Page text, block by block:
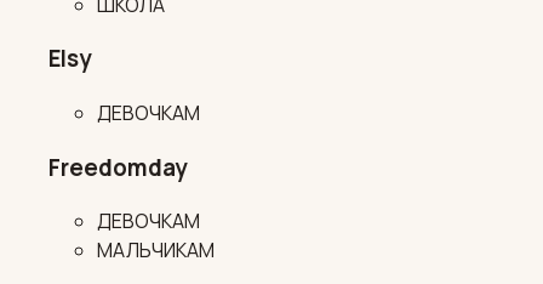
Elsy
ДЕВОЧКАМ
Freedomday
ДЕВОЧКАМ
МАЛЬЧИКАМ